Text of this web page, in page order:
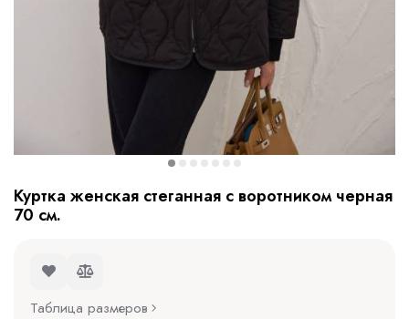
Куртка женская стеганная с воротником черная
70 см.
Таблица размеров